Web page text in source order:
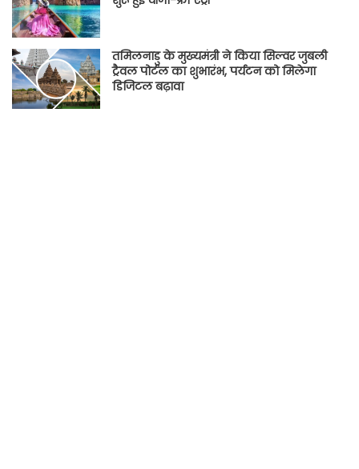
तमिलनाडु के मुख्यमंत्री ने किया सिल्वर जुबली
ट्रैवल पोर्टल का शुभारंभ, पर्यटन को मिलेगा
डिजिटल बढ़ावा